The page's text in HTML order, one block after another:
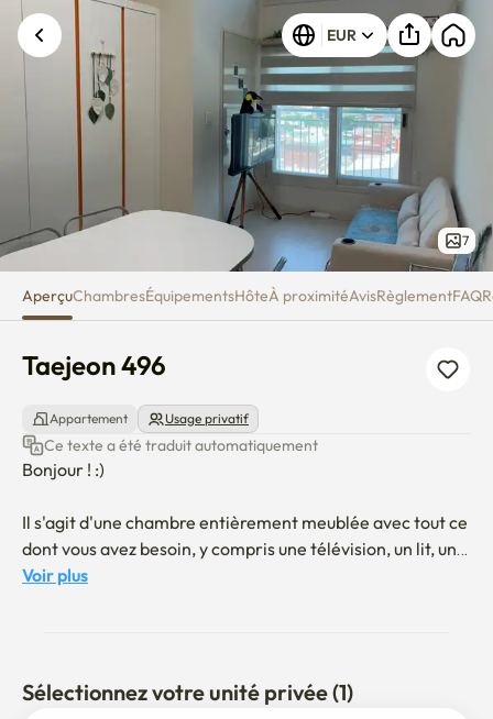
Taejeon 496 EUR
7
AperçuChambresÉquipementsHôteÀ proximitéAvisRèglementFAQ
Taejeon 496
Appartement Usage privatif
Ce texte a été traduit automatiquement
Bonjour ! :)
Il s'agit d'une chambre entièrement meublée avec tout ce
dont vous avez besoin, y compris une télévision, un lit, une
table à manger, un canapé et une connexion Wi-Fi haut
Il dispose d'un loft (duplex), offrant un espace confortable
et bien séparé.
Voir plus
Sélectionnez votre unité privée (1)